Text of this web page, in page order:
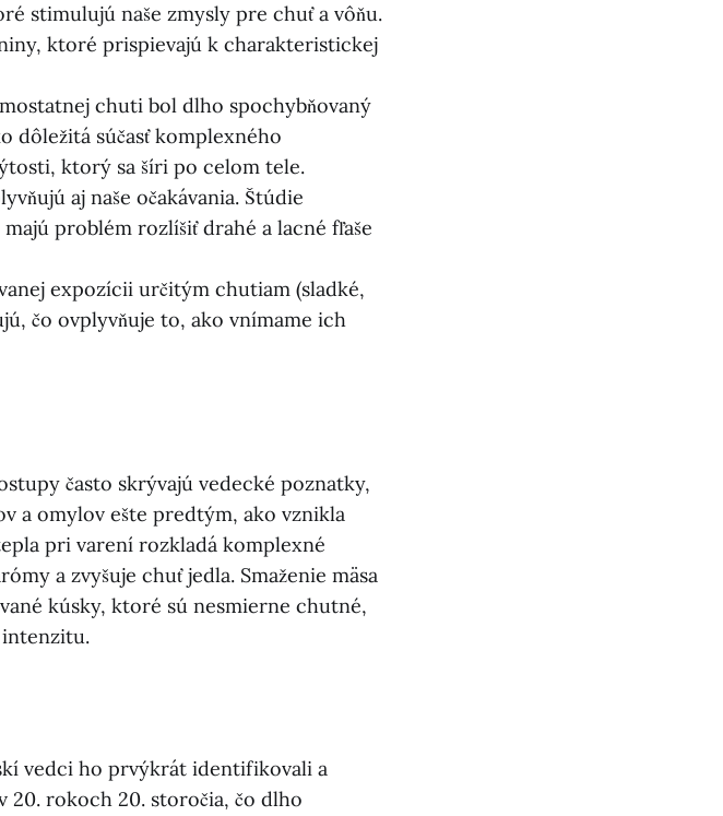
stimulujú naše zmysly pre chuť a vôňu.
ktoré prispievajú k charakteristickej
chuti bol dlho spochybňovaný
dôležitá súčasť komplexného
ktorý sa šíri po celom tele.
aj naše očakávania. Štúdie
problém rozlíšiť drahé a lacné fľaše
expozícii určitým chutiam (sladké,
čo ovplyvňuje to, ako vnímame ich
často skrývajú vedecké poznatky,
a omylov ešte predtým, ako vznikla
pri varení rozkladá komplexné
a zvyšuje chuť jedla. Smaženie mäsa
kúsky, ktoré sú nesmierne chutné,
vedci ho prvýkrát identifikovali a
rokoch 20. storočia, čo dlho